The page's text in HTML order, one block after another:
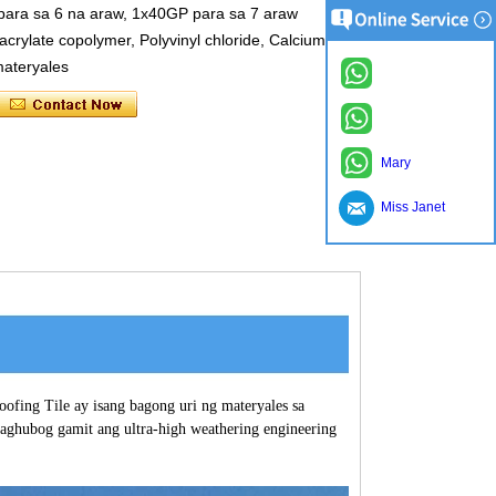
sa 6 na araw, 1x40GP para sa 7 araw
copolymer, Polyvinyl chloride, Calcium
Tile ay isang bagong uri ng materyales sa
gamit ang ultra-high weathering engineering
Mary
Miss Janet